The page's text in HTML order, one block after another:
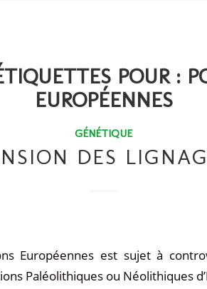
POUR :
EUROPÉENNES
GÉNÉTIQUE
DES
Européennes est sujet à
Paléolithiques ou Néolithiques